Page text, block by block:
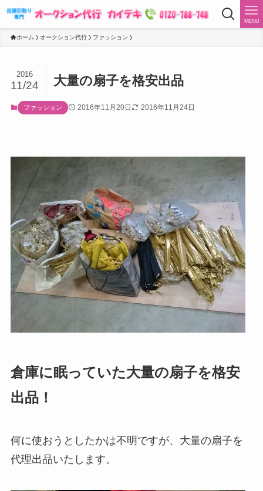
MENU
ホーム オークション代行 ファッション
大量の扇子を格安出品
2016
11/24
ファッション 2016年11月20日 2016年11月24日
倉庫に眠っていた大量の扇子を格安
出品！
何に使おうとしたかは不明ですが、大量の扇子を
代理出品いたします。